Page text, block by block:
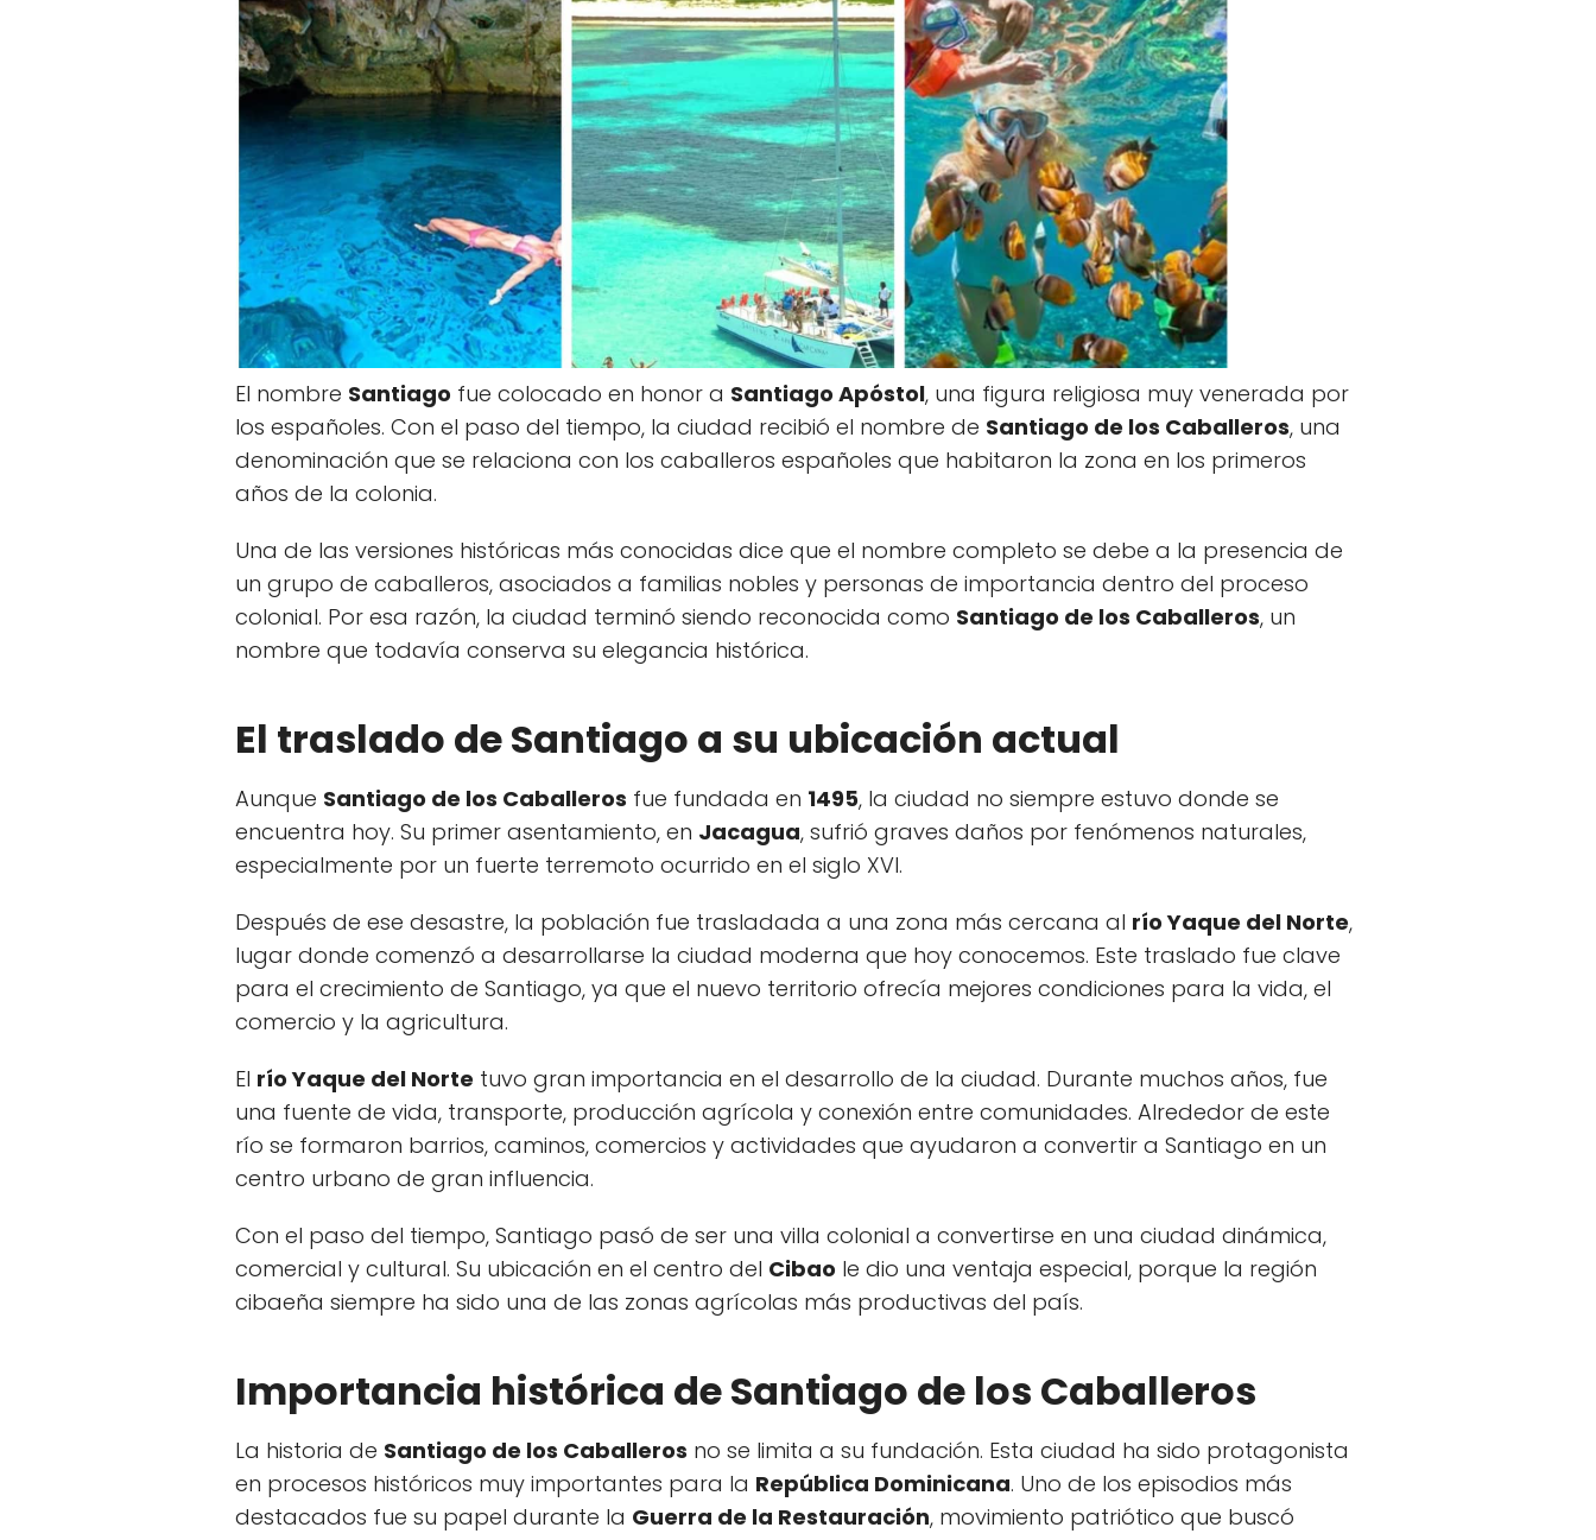
El nombre Santiago fue colocado en honor a Santiago Apóstol, una figura religiosa muy venerada por
los españoles. Con el paso del tiempo, la ciudad recibió el nombre de Santiago de los Caballeros, una
denominación que se relaciona con los caballeros españoles que habitaron la zona en los primeros
años de la colonia.
Una de las versiones históricas más conocidas dice que el nombre completo se debe a la presencia de
un grupo de caballeros, asociados a familias nobles y personas de importancia dentro del proceso
colonial. Por esa razón, la ciudad terminó siendo reconocida como Santiago de los Caballeros, un
nombre que todavía conserva su elegancia histórica.
El traslado de Santiago a su ubicación actual
Aunque Santiago de los Caballeros fue fundada en 1495, la ciudad no siempre estuvo donde se
encuentra hoy. Su primer asentamiento, en Jacagua, sufrió graves daños por fenómenos naturales,
especialmente por un fuerte terremoto ocurrido en el siglo XVI.
Después de ese desastre, la población fue trasladada a una zona más cercana al río Yaque del Norte,
lugar donde comenzó a desarrollarse la ciudad moderna que hoy conocemos. Este traslado fue clave
para el crecimiento de Santiago, ya que el nuevo territorio ofrecía mejores condiciones para la vida, el
comercio y la agricultura.
El río Yaque del Norte tuvo gran importancia en el desarrollo de la ciudad. Durante muchos años, fue
una fuente de vida, transporte, producción agrícola y conexión entre comunidades. Alrededor de este
río se formaron barrios, caminos, comercios y actividades que ayudaron a convertir a Santiago en un
centro urbano de gran influencia.
Con el paso del tiempo, Santiago pasó de ser una villa colonial a convertirse en una ciudad dinámica,
comercial y cultural. Su ubicación en el centro del Cibao le dio una ventaja especial, porque la región
cibaeña siempre ha sido una de las zonas agrícolas más productivas del país.
Importancia histórica de Santiago de los Caballeros
La historia de Santiago de los Caballeros no se limita a su fundación. Esta ciudad ha sido protagonista
en procesos históricos muy importantes para la República Dominicana. Uno de los episodios más
destacados fue su papel durante la Guerra de la Restauración, movimiento patriótico que buscó